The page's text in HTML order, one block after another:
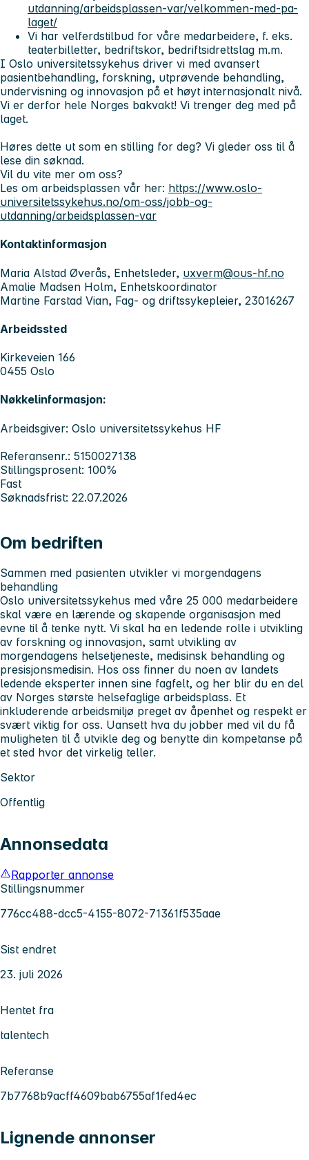
utdanning/arbeidsplassen-var/velkommen-med-pa-
laget/
Vi har velferdstilbud for våre medarbeidere, f. eks.
teaterbilletter, bedriftskor, bedriftsidrettslag m.m.
I Oslo universitetssykehus driver vi med avansert
pasientbehandling, forskning, utprøvende behandling,
undervisning og innovasjon på et høyt internasjonalt nivå.
Vi er derfor hele Norges bakvakt! Vi trenger deg med på
laget.
Høres dette ut som en stilling for deg? Vi gleder oss til å
lese din søknad.
Vil du vite mer om oss?
Les om arbeidsplassen vår her: https://www.oslo-
universitetssykehus.no/om-oss/jobb-og-
utdanning/arbeidsplassen-var
Kontaktinformasjon
Maria Alstad Øverås, Enhetsleder, uxverm@ous-hf.no
Amalie Madsen Holm, Enhetskoordinator
Martine Farstad Vian, Fag- og driftssykepleier, 23016267
Arbeidssted
Kirkeveien 166
0455 Oslo
Nøkkelinformasjon:
Arbeidsgiver: Oslo universitetssykehus HF
Referansenr.: 5150027138
Stillingsprosent: 100%
Fast
Søknadsfrist: 22.07.2026
Om bedriften
Sammen med pasienten utvikler vi morgendagens
behandling
Oslo universitetssykehus med våre 25 000 medarbeidere
skal være en lærende og skapende organisasjon med
evne til å tenke nytt. Vi skal ha en ledende rolle i utvikling
av forskning og innovasjon, samt utvikling av
morgendagens helsetjeneste, medisinsk behandling og
presisjonsmedisin. Hos oss finner du noen av landets
ledende eksperter innen sine fagfelt, og her blir du en del
av Norges største helsefaglige arbeidsplass. Et
inkluderende arbeidsmiljø preget av åpenhet og respekt er
svært viktig for oss. Uansett hva du jobber med vil du få
muligheten til å utvikle deg og benytte din kompetanse på
et sted hvor det virkelig teller.
Sektor
Offentlig
Annonsedata
Rapporter annonse
Stillingsnummer
776cc488-dcc5-4155-8072-71361f535aae
Sist endret
23. juli 2026
Hentet fra
talentech
Referanse
7b7768b9acff4609bab6755af1fed4ec
Lignende annonser